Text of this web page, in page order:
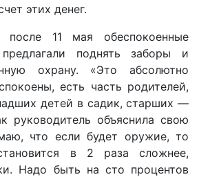
этих денег.
после 11 мая обеспокоенные
поднять заборы и
охрану. «Это абсолютно
есть часть родителей,
детей в садик, старших —
руководитель объяснила свою
что если будет оружие, то
в 2 раза сложнее,
Надо быть на сто процентов